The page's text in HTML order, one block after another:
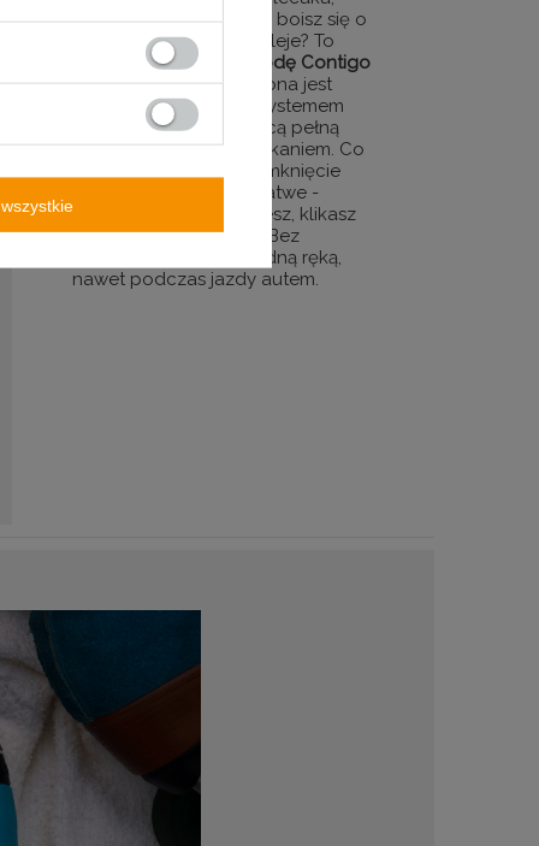
wybiegasz z domu i nie boisz się o
to, że cokolwiek się rozleje? To
możliwe!Butelka na wodę Contigo
wyposażona jest
bowiem w nakrętkę z systemem
AutoSpout zapewniającą pełną
ochronę przed przeciekaniem. Co
więcej, otworzenie i zamknięcie
ustnika jest tu bardzo łatwe -
naciskasz przycisk i pijesz, klikasz
wieczkiem i zamykasz. Bez
problemu zrobisz to jedną ręką,
nawet podczas jazdy autem.